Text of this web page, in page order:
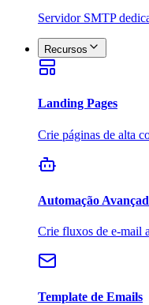
Servidor SMTP
Recursos
Landing Pages
Crie páginas de alta
Automação
Crie fluxos de e-mail
Template de Emails